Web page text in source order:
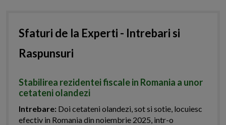
Sfaturi de la Experti - Intrebari si
Raspunsuri
Stabilirea rezidentei fiscale in Romania a unor
cetateni olandezi
Intrebare: Doi cetateni olandezi, sot si sotie, locuiesc
efectiv in Romania din noiembrie 2025, intr-o